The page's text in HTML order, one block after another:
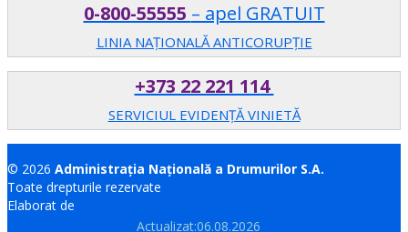
0-800-55555 – apel GRATUIT
LINIA NAȚIONALĂ ANTICORUPȚIE
+373 22 221 114
SERVICIUL EVIDENȚĂ VINIETĂ
© 2026 Administrația Națională a Drumurilor S.A.
Toate drepturile rezervate
Elaborat de
Actualizat:06.08.2026